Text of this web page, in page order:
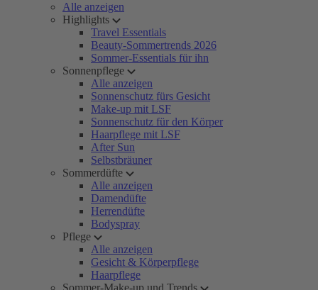
Alle anzeigen
Highlights
Travel Essentials
Beauty-Sommertrends 2026
Sommer-Essentials für ihn
Sonnenpflege
Alle anzeigen
Sonnenschutz fürs Gesicht
Make-up mit LSF
Sonnenschutz für den Körper
Haarpflege mit LSF
After Sun
Selbstbräuner
Sommerdüfte
Alle anzeigen
Damendüfte
Herrendüfte
Bodyspray
Pflege
Alle anzeigen
Gesicht & Körperpflege
Haarpflege
Sommer-Make-up und Trends